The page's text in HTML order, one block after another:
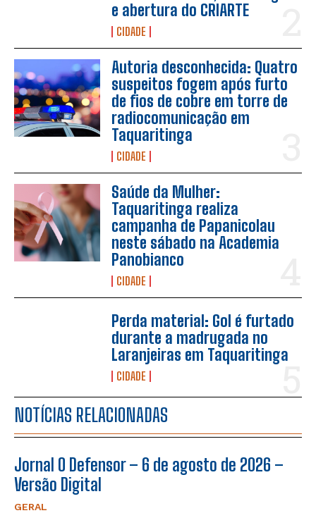
e abertura do CRIARTE
CIDADE
Autoria desconhecida: Quatro
suspeitos fogem após furto
de fios de cobre em torre de
radiocomunicação em
Taquaritinga
CIDADE
Saúde da Mulher:
Taquaritinga realiza
campanha de Papanicolau
neste sábado na Academia
Panobianco
CIDADE
Perda material: Gol é furtado
durante a madrugada no
Laranjeiras em Taquaritinga
CIDADE
NOTÍCIAS RELACIONADAS
Jornal O Defensor – 6 de agosto de 2026 –
Versão Digital
GERAL